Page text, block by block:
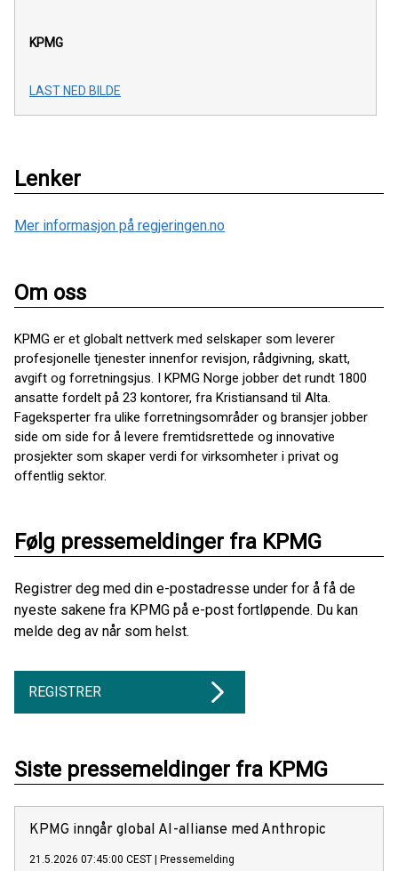
KPMG
LAST NED BILDE
Lenker
Mer informasjon på regjeringen.no
Om oss
KPMG er et globalt nettverk med selskaper som leverer
profesjonelle tjenester innenfor revisjon, rådgivning, skatt,
avgift og forretningsjus. I KPMG Norge jobber det rundt 1800
ansatte fordelt på 23 kontorer, fra Kristiansand til Alta.
Fageksperter fra ulike forretningsområder og bransjer jobber
side om side for å levere fremtidsrettede og innovative
prosjekter som skaper verdi for virksomheter i privat og
offentlig sektor.
Følg pressemeldinger fra KPMG
Registrer deg med din e-postadresse under for å få de
nyeste sakene fra KPMG på e-post fortløpende. Du kan
melde deg av når som helst.
REGISTRER
Siste pressemeldinger fra KPMG
KPMG inngår global AI-allianse med Anthropic
21.5.2026 07:45:00 CEST | Pressemelding